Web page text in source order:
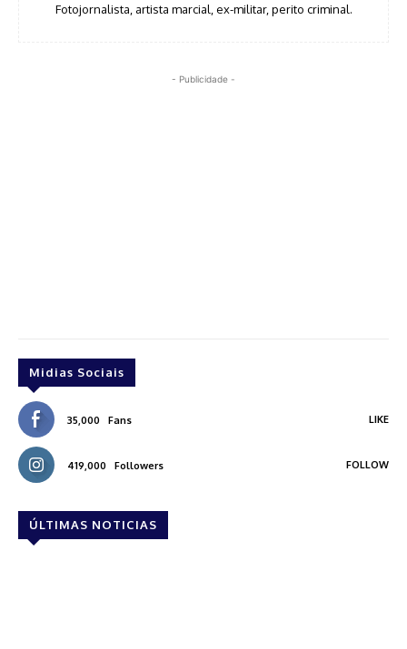
Fotojornalista, artista marcial, ex-militar, perito criminal.
- Publicidade -
Midias Sociais
35,000 Fans LIKE
419,000 Followers FOLLOW
ÚLTIMAS NOTICIAS